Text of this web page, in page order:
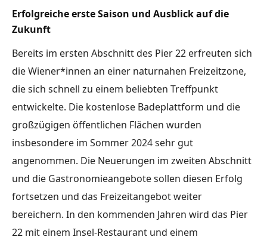
Erfolgreiche erste Saison und Ausblick auf die
Zukunft
Bereits im ersten Abschnitt des Pier 22 erfreuten sich
die Wiener*innen an einer naturnahen Freizeitzone,
die sich schnell zu einem beliebten Treffpunkt
entwickelte. Die kostenlose Badeplattform und die
großzügigen öffentlichen Flächen wurden
insbesondere im Sommer 2024 sehr gut
angenommen. Die Neuerungen im zweiten Abschnitt
und die Gastronomieangebote sollen diesen Erfolg
fortsetzen und das Freizeitangebot weiter
bereichern. In den kommenden Jahren wird das Pier
22 mit einem Insel-Restaurant und einem